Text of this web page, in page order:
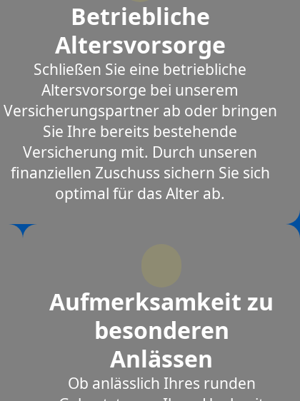
Betriebliche
Altersvorsorge
Schließen Sie eine betriebliche
Altersvorsorge bei unserem
Versicherungspartner ab oder bringen
Sie Ihre bereits bestehende
Versicherung mit. Durch unseren
finanziellen Zuschuss sichern Sie sich
optimal für das Alter ab.
Aufmerksamkeit zu
besonderen
Anlässen
Ob anlässlich Ihres runden